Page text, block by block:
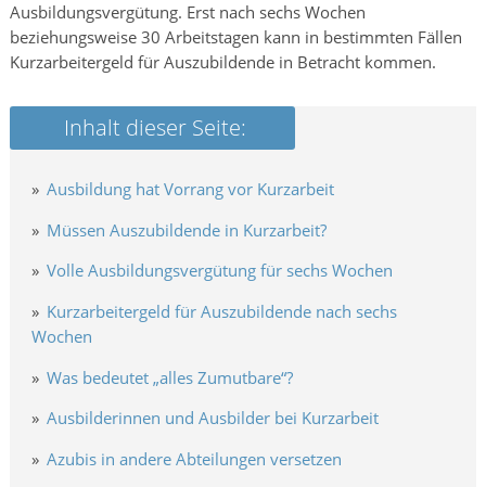
Ausbildungsvergütung. Erst nach sechs Wochen
beziehungsweise 30 Arbeitstagen kann in bestimmten Fällen
Kurzarbeitergeld für Auszubildende in Betracht kommen.
Ausbildung hat Vorrang vor Kurzarbeit
Müssen Auszubildende in Kurzarbeit?
Volle Ausbildungsvergütung für sechs Wochen
Kurzarbeitergeld für Auszubildende nach sechs
Wochen
Was bedeutet „alles Zumutbare“?
Ausbilderinnen und Ausbilder bei Kurzarbeit
Azubis in andere Abteilungen versetzen